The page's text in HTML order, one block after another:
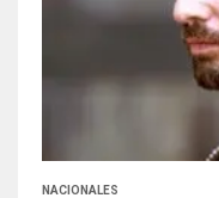
NACIONALES